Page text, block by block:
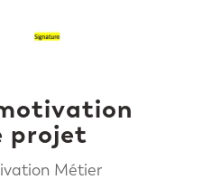
projet
Métier